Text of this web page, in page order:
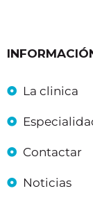
La clinica
Contactar
Noticias